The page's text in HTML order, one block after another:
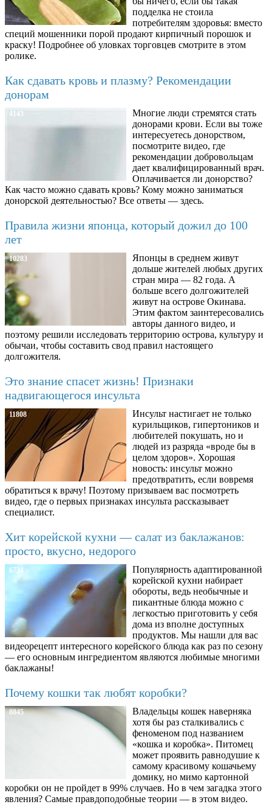
подделка не стоила
потребителям здоровья: вместо
специй мошенники порой продают кирпичный порошок и
краску! Подробнее об уловках торговцев смотрите в этом
ролике.
Как сдавать кровь и плазму? Рекомендации
донорам
4143
Многие люди стремятся стать
донорами крови. Если вы тоже
интересуетесь донорством,
посмотрите видео, где
рекомендации добровольцам
дает квалифицированный врач.
Оплачивается ли донорство?
Как часто можно сдавать кровь? Кому можно заниматься
донорской деятельностью? Все ответы — здесь.
Правила жизни японца, который дожил до 100
лет
10283
Японцы в среднем живут
дольше жителей любых других
стран мира — 82 года. А
больше всего долгожителей
живут на острове Окинава.
Этим фактом заинтересовались
авторы данного видео, и
поэтому решили исследовать территорию острова, культуру и
обычаи, чтобы составить свод правил настоящего
долгожителя.
Это знание спасет жизнь! Признаки
надвигающегося инсульта
11808
Инсульт настигает не только
курильщиков, гипертоников и
любителей покушать, но и
людей из разряда «вроде бы в
целом здоров». Хорошая
новость: инсульт можно
предотвратить, если вовремя
обратиться к врачу! Поэтому призываем вас посмотреть
видео, где о первых признаках инсульта рассказывает
специалист.
Хит корейской кухни — салат из баклажанов:
просто, вкусно, недорого
6734
Популярность адаптированной
корейской кухни набирает
обороты, ведь необычные и
пикантные блюда можно с
легкостью приготовить у себя
дома из вполне доступных
продуктов. Мы нашли для вас
видеорецепт интересного корейского блюда как раз по сезону
— его основным ингредиентом являются любимые многими
баклажаны!
Почему кошки так любят коробки?
8845
Владельцы кошек наверняка
хотя бы раз сталкивались с
феноменом под названием
«кошка и коробка». Питомец
может проявить равнодушие к
самому красивому кошачьему
домику, но мимо картонной
коробки он не пройдет в 99% случаев. Но в чем загадка этого
явления? Самые правдоподобные теории — в этом видео.